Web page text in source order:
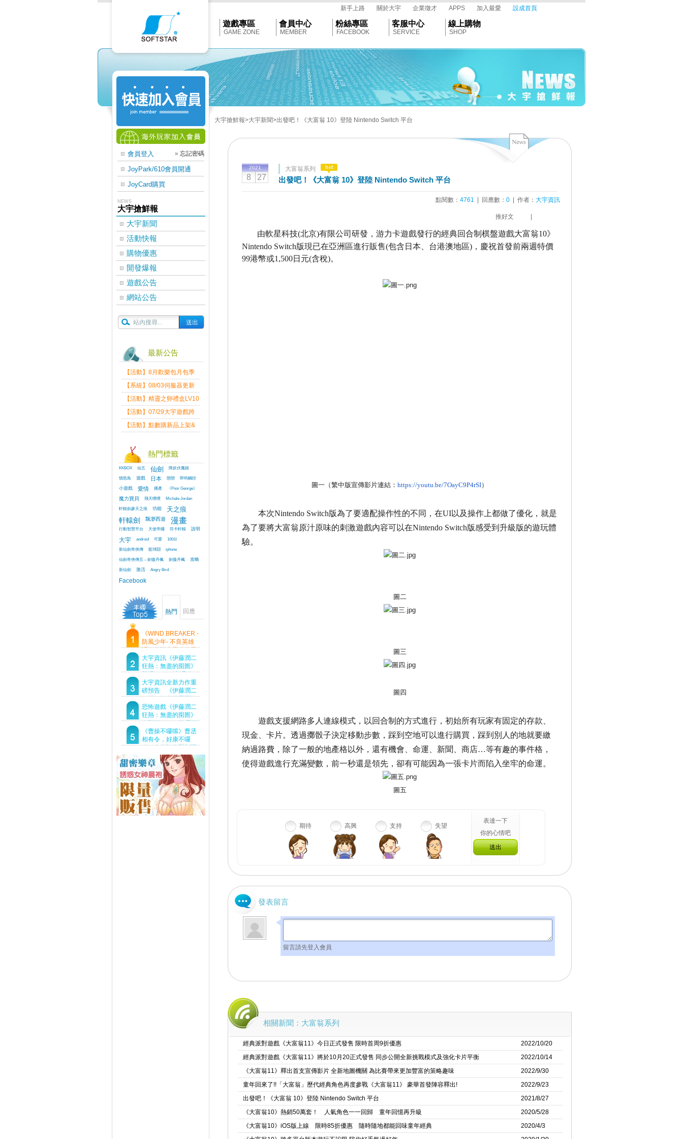
Softstar
新手上路 關於大宇 企業徵才 APPS 加入最愛 設成首頁
遊戲專區
GAME ZONE
會員中心
MEMBER
粉絲專區
FACEBOOK
客服中心
SERVICE
線上購物
SHOP
會員登入 » 忘記密碼
JoyPark/610會員開通
JoyCard購買
NEWS
大宇搶鮮報
大宇新聞
活動快報
購物優惠
開發爆報
遊戲公告
網站公告
最新公告
【活動】8月歡樂包月包季
送
【系統】08/03伺服器更新
維護公告
【活動】精靈之卵禮盒LV10
限量發送中
【活動】07/29大宇遊戲跨
界盛典
【活動】點數購新品上架&
熱門標籤
KKBOX 仙五 仙劍
降妖伏魔錄
憤怒鳥
遊戲 日本 戀戀
即時觸控
小遊戲
愛情 國產 《Poor George》
魔力寶貝 飛天噗噗
Michale Jordan
軒轅劍參天之痕
功能 天之痕
軒轅劍 飄渺西遊 漫畫
行動智慧平台 天使帝國 符卡軒轅 說明
大宇 android 可愛
100分
新仙劍奇俠傳
籃球鬪
iphone
仙劍奇俠傳五 – 劍傲丹楓
劍傲丹楓
攻略
新仙劍
激活 Angry Bird
Facebook
熱門 回應
《WIND BREAKER -
防風少年- 不良英雄
譚》傳說中最強的男
人現身！即將顛覆風
鈴高中！
大宇資訊《伊藤潤二
狂熱：無盡的囹圄》
登場 Steam 新品節
首支預告片及遊戲
Demo重磅釋出
大宇資訊全新力作重
磅預告 《伊藤潤二
狂熱：無盡的囹圄》
驚悚亮相 ！伊藤潤二
恐怖世界首度進軍
Steam
恐怖遊戲《伊藤潤二
狂熱：無盡的囹圄》
今登陸Steam 詭異洋
樓開啟 同步釋出最新
預告片
《曹操不囉嗦》曹丞
相有令，好康不囉
嗦！事前預約即刻開
大宇搶鮮報>大宇新聞>出發吧！《大富翁 10》登陸 Nintendo Switch 平台
2021
8 27
大富翁系列
出發吧！《大富翁 10》登陸 Nintendo Switch 平台
點閱數： 4761 | 回應數： 0 | 作者： 大宇資訊
推好文
由軟星科技(北京)有限公司研發， 游力卡遊戲發行的經典回合制棋盤遊戲大富翁10》
Nintendo Switch版現已在亞洲區進行販售(包含日本、台港澳地區) ， 慶祝首發前兩週特價
99港幣或1,500日元(含稅)。
圖一（繁中版宣傳影片連結： https://youtu.be/7OayC9P4rSI）
本次Nintendo Switch版為了要適配操作性的不同，在UI以及操作上都做了優化，就是
為了要將大富翁原汁原味的刺激遊戲內容可以在Nintendo Switch版感受到升級版的遊玩體
驗。
圖二
圖三
圖四
遊戲支援網路多人連線模式 ，以回合制的方式進行， 初始所有玩家有固定的存款、
現金、卡片。 透過擲骰子決定移動步數，踩到空地可以進行購買， 踩到別人的地就要繳
納過路費，除了一般的地產格以外，還有機會、 命運、新聞、商店…等有趣的事件格，
使得遊戲進行充滿變數， 前一秒還是領先，卻有可能因為一張卡片而陷入坐牢的命運。
圖五
期待 高興 支持 失望
表達一下
你的心情吧
送出
發表留言
留言請先登入會員
相關新聞：大富翁系列
經典派對遊戲《大富翁11》今日正式發售 限時首周9折優惠
2022/10/20
經典派對遊戲《大富翁11》將於10月20正式發售 同步公開全新挑戰模式及強化卡片平衡
2022/10/14
《大富翁11》釋出首支宣傳影片 全新地圖機關 為比賽帶來更加豐富的策略趣味
2022/9/30
童年回來了!!「大富翁」歷代經典角色再度參戰《大富翁11》 豪華首發陣容釋出!
2022/9/23
出發吧！《大富翁 10》登陸 Nintendo Switch 平台
2021/8/27
《大富翁10》熱銷50萬套！ 人氣角色一一回歸 童年回憶再升級
2020/5/28
《大富翁10》iOS版上線 限時85折優惠 隨時隨地都能回味童年經典
2020/4/3